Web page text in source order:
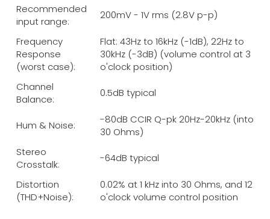
Recommended
input range:
200mV - 1V rms (2.8V p-p)
Frequency
Response
(worst case):
Flat: 43Hz to 16kHz (-1dB), 22Hz to
30kHz (-3dB) (volume control at 3
o'clock position)
Channel
Balance:
0.5dB typical
Hum & Noise:
-80dB CCIR Q-pk 20Hz-20kHz (into
30 Ohms)
Stereo
Crosstalk:
-64dB typical
Distortion
(THD+Noise):
0.02% at 1 kHz into 30 Ohms, and 12
o'clock volume control position